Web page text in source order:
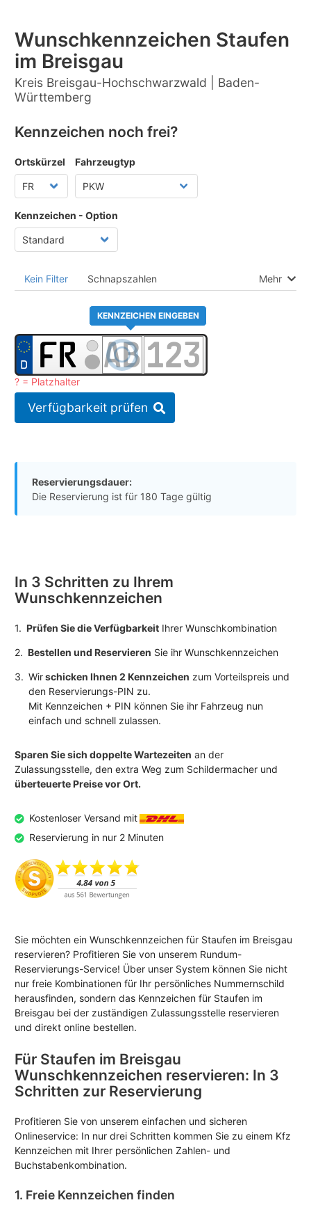
Wunschkennzeichen Staufen
im Breisgau
Kreis Breisgau-Hochschwarzwald | Baden-
Württemberg
Kennzeichen noch frei?
Ortskürzel Fahrzeugtyp
Kennzeichen - Option
Kein Filter Schnapszahlen Mehr
KENNZEICHEN EINGEBEN
? = Platzhalter
Verfügbarkeit prüfen
Reservierungsdauer:
Die Reservierung ist für 180 Tage gültig
In 3 Schritten zu Ihrem
Wunschkennzeichen
1. Prüfen Sie die Verfügbarkeit Ihrer Wunschkombination
2. Bestellen und Reservieren Sie ihr Wunschkennzeichen
3. Wirschicken Ihnen 2 Kennzeichen zum Vorteilspreis und
den Reservierungs-PIN zu.
Mit Kennzeichen + PIN können Sie ihr Fahrzeug nun
einfach und schnell zulassen.
Sparen Sie sich doppelte Wartezeiten an der
Zulassungsstelle, den extra Weg zum Schildermacher und
überteuerte Preise vor Ort.
Kostenloser Versand mit
Reservierung in nur 2 Minuten
Sie möchten ein Wunschkennzeichen für Staufen im Breisgau
reservieren? Profitieren Sie von unserem Rundum-
Reservierungs-Service! Über unser System können Sie nicht
nur freie Kombinationen für Ihr persönliches Nummernschild
herausfinden, sondern das Kennzeichen für Staufen im
Breisgau bei der zuständigen Zulassungsstelle reservieren
und direkt online bestellen.
Für Staufen im Breisgau
Wunschkennzeichen reservieren: In 3
Schritten zur Reservierung
Profitieren Sie von unserem einfachen und sicheren
Onlineservice: In nur drei Schritten kommen Sie zu einem Kfz
Kennzeichen mit Ihrer persönlichen Zahlen- und
Buchstabenkombination.
1. Freie Kennzeichen finden